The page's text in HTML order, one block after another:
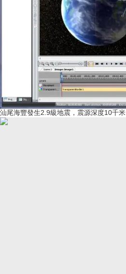
汕尾海豐發生2.9級地震，震源深度10千米